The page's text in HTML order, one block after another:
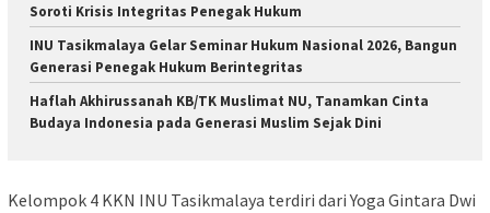
Soroti Krisis Integritas Penegak Hukum
INU Tasikmalaya Gelar Seminar Hukum Nasional 2026, Bangun
Generasi Penegak Hukum Berintegritas
Haflah Akhirussanah KB/TK Muslimat NU, Tanamkan Cinta
Budaya Indonesia pada Generasi Muslim Sejak Dini
Kelompok 4 KKN INU Tasikmalaya terdiri dari Yoga Gintara Dwi